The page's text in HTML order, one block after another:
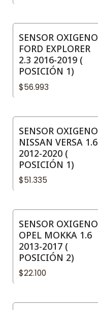
SENSOR OXIGENO
FORD EXPLORER
2.3 2016-2019 (
POSICIÓN 1)
$56.993
SENSOR OXIGENO
NISSAN VERSA 1.6
2012-2020 (
POSICIÓN 1)
$51.335
SENSOR OXIGENO
OPEL MOKKA 1.6
2013-2017 (
POSICIÓN 2)
$22.100